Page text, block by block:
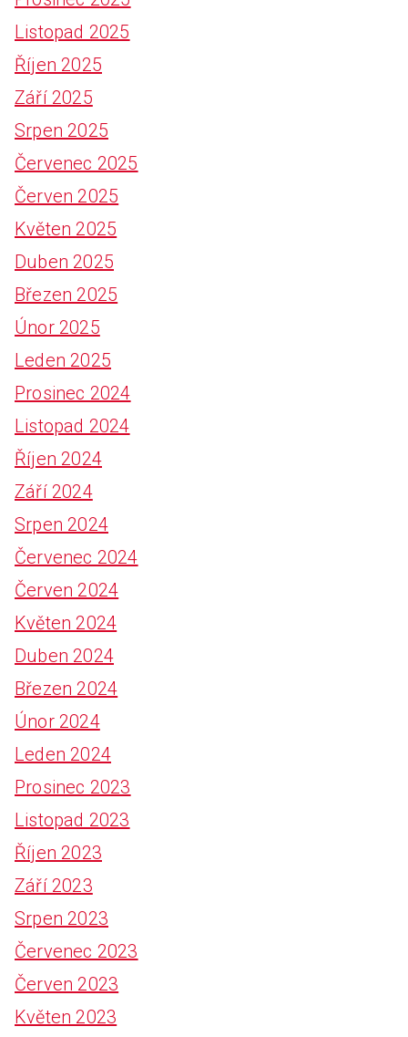
Listopad 2025
Říjen 2025
Září 2025
Srpen 2025
Červenec 2025
Červen 2025
Květen 2025
Duben 2025
Březen 2025
Únor 2025
Leden 2025
Prosinec 2024
Listopad 2024
Říjen 2024
Září 2024
Srpen 2024
Červenec 2024
Červen 2024
Květen 2024
Duben 2024
Březen 2024
Únor 2024
Leden 2024
Prosinec 2023
Listopad 2023
Říjen 2023
Září 2023
Srpen 2023
Červenec 2023
Červen 2023
Květen 2023